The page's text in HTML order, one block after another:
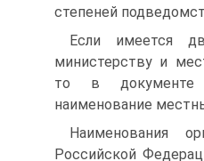
степеней
Если имеется
министерству и
то в документе
наименование
Наименования
Российской